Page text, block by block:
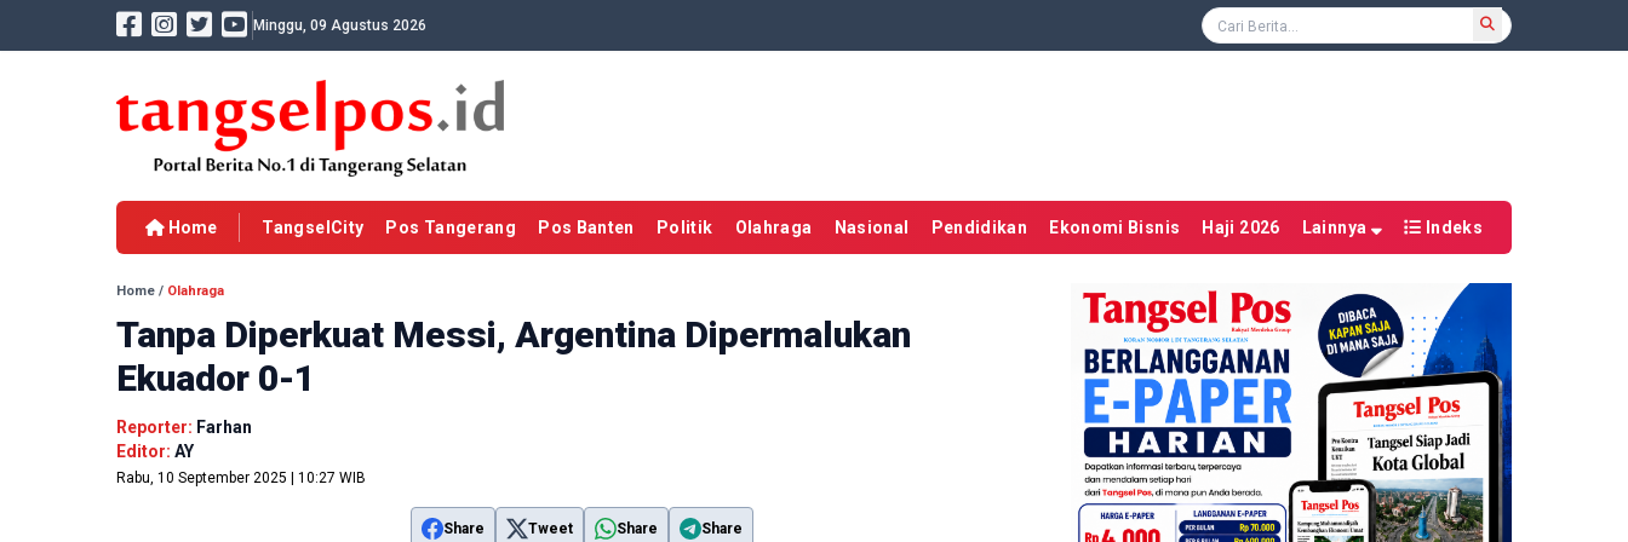
Minggu, 09 Agustus 2026
Home TangselCity Pos Tangerang Pos Banten Politik Olahraga Nasional Pendidikan Ekonomi Bisnis Haji 2026 Lainnya Indeks
Home / Olahraga
Tanpa Diperkuat Messi, Argentina Dipermalukan
Ekuador 0-1
Reporter: Farhan
Editor: AY
Rabu, 10 September 2025 | 10:27 WIB
Share Tweet Share Share